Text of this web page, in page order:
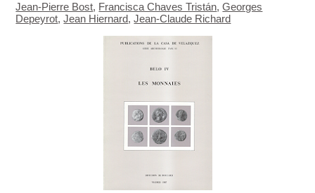
Jean-Pierre Bost, Francisca Chaves Tristán,Georges
Depeyrot,Jean Hiernard,Jean-Claude Richard